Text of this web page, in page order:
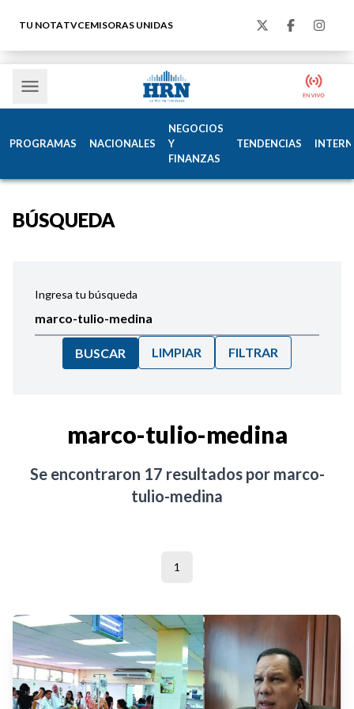
TU NOTATVCEMISORAS UNIDAS
PROGRAMAS NACIONALES
NEGOCIOS
Y
FINANZAS
TENDENCIAS
BÚSQUEDA
Ingresa tu búsqueda
BUSCAR LIMPIAR FILTRAR
marco-tulio-medina
Se encontraron 17 resultados por marco-
tulio-medina
1